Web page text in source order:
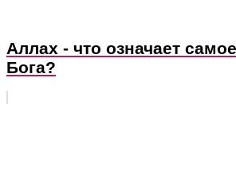
Аллах - что означает
Бога?